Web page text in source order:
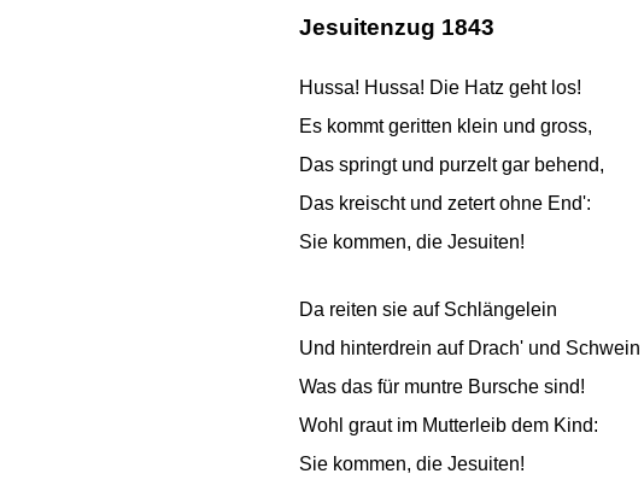
Jesuitenzug 1843
Hussa! Hussa! Die Hatz geht los!
Es kommt geritten klein und gross,
Das springt und purzelt gar behend,
Das kreischt und zetert ohne End':
Sie kommen, die Jesuiten!
Da reiten sie auf Schlängelein
Und hinterdrein auf Drach' und Schwein
Was das für muntre Bursche sind!
Wohl graut im Mutterleib dem Kind:
Sie kommen, die Jesuiten!